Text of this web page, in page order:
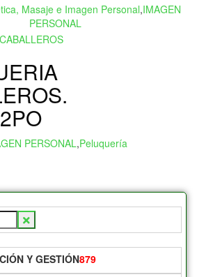
Masaje e Imagen Personal,IMAGEN
PERSONAL
PERSONAL,Peluquería
Y GESTIÓN879